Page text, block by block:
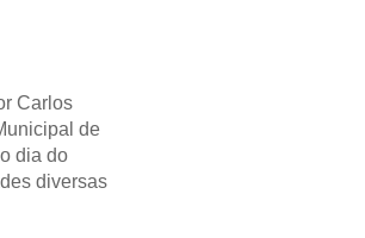
Carlos
de
dia do
diversas